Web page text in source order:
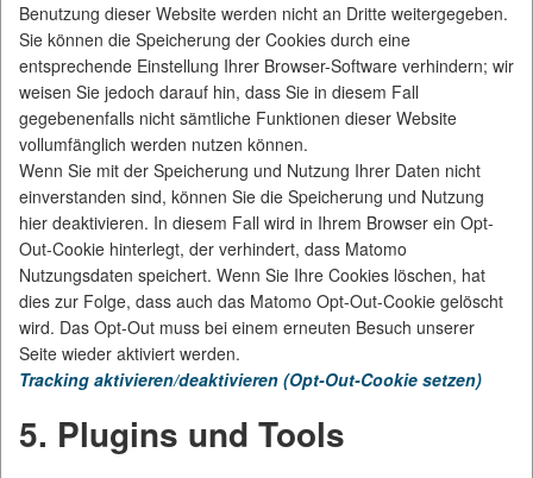
Benutzung dieser Website werden nicht an Dritte weitergegeben.
Sie können die Speicherung der Cookies durch eine
entsprechende Einstellung Ihrer Browser-Software verhindern; wir
weisen Sie jedoch darauf hin, dass Sie in diesem Fall
gegebenenfalls nicht sämtliche Funktionen dieser Website
vollumfänglich werden nutzen können.
Wenn Sie mit der Speicherung und Nutzung Ihrer Daten nicht
einverstanden sind, können Sie die Speicherung und Nutzung
hier deaktivieren. In diesem Fall wird in Ihrem Browser ein Opt-
Out-Cookie hinterlegt, der verhindert, dass Matomo
Nutzungsdaten speichert. Wenn Sie Ihre Cookies löschen, hat
dies zur Folge, dass auch das Matomo Opt-Out-Cookie gelöscht
wird. Das Opt-Out muss bei einem erneuten Besuch unserer
Seite wieder aktiviert werden.
Tracking aktivieren/deaktivieren (Opt-Out-Cookie setzen)
5. Plugins und Tools